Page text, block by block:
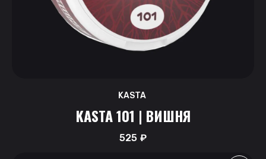
KASTA
KASTA 101 | ВИШНЯ
525₽